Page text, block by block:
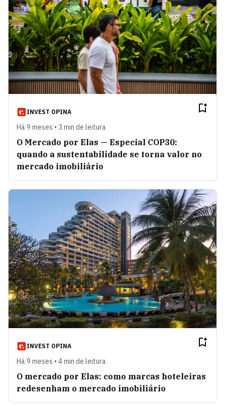
INVEST OPINA
Há 9 meses • 3 min de leitura
O Mercado por Elas — Especial COP30:
quando a sustentabilidade se torna valor no
mercado imobiliário
INVEST OPINA
Há 9 meses • 4 min de leitura
O mercado por Elas: como marcas hoteleiras
redesenham o mercado imobiliário